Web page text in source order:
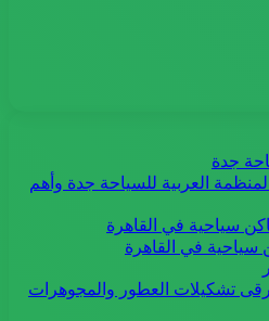
العربية للسياحة جدة وأهم
تشكيلات العطور والمجوهرات